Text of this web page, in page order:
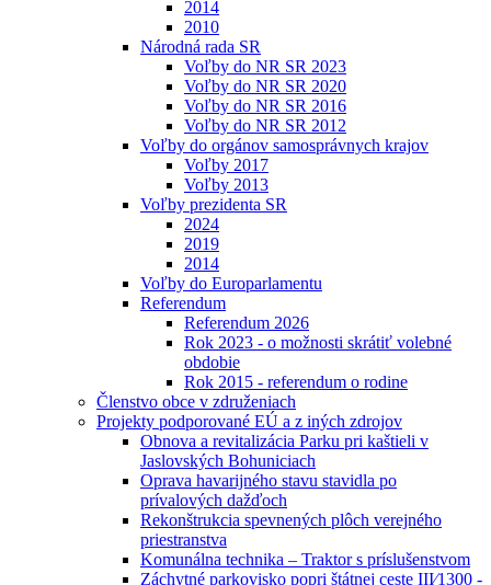
2014
2010
Národná rada SR
Voľby do NR SR 2023
Voľby do NR SR 2020
Voľby do NR SR 2016
Voľby do NR SR 2012
Voľby do orgánov samosprávnych krajov
Voľby 2017
Voľby 2013
Voľby prezidenta SR
2024
2019
2014
Voľby do Europarlamentu
Referendum
Referendum 2026
Rok 2023 - o možnosti skrátiť volebné
obdobie
Rok 2015 - referendum o rodine
Členstvo obce v združeniach
Projekty podporované EÚ a z iných zdrojov
Obnova a revitalizácia Parku pri kaštieli v
Jaslovských Bohuniciach
Oprava havarijného stavu stavidla po
prívalových dažďoch
Rekonštrukcia spevnených plôch verejného
priestranstva
Komunálna technika – Traktor s príslušenstvom
Záchytné parkovisko popri štátnej ceste III⁄1300 -